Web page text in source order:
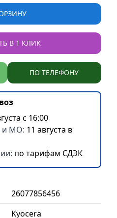
26077856456
Kyocera
В 1 КЛИК
ПО ТЕЛЕФОНУ
с 16:00
и МО: 11 августа в
по тарифам СДЭК